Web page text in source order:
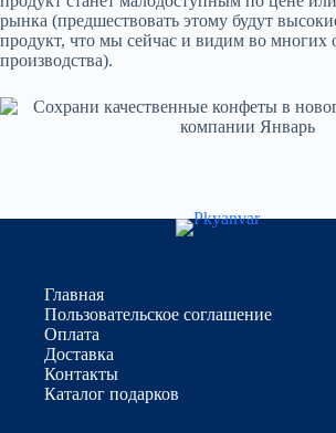
рынка (предшествовать этому будут
продукт, что мы сейчас и видим во многих
производства).
Главная
Пользовательское соглашение
Оплата
Доставка
Контакты
Каталог подарков